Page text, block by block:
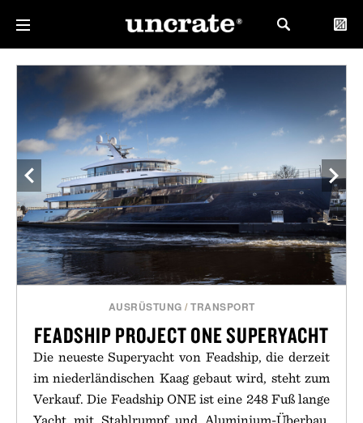
AUSRÜSTUNG /TRANSPORT
FEADSHIP PROJECT ONE SUPERYACHT
Die neueste Superyacht von Feadship, die derzeit
im niederländischen Kaag gebaut wird, steht zum
Verkauf. Die Feadship ONE ist eine 248 Fuß lange
Yacht mit Stahlrumpf und Aluminium-Überbau,